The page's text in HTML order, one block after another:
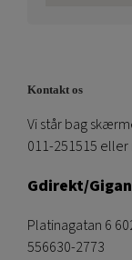
Kontakt os
Vi står bag
011-251515 eller
Gdirekt/
Platinagatan 6
556630-2773